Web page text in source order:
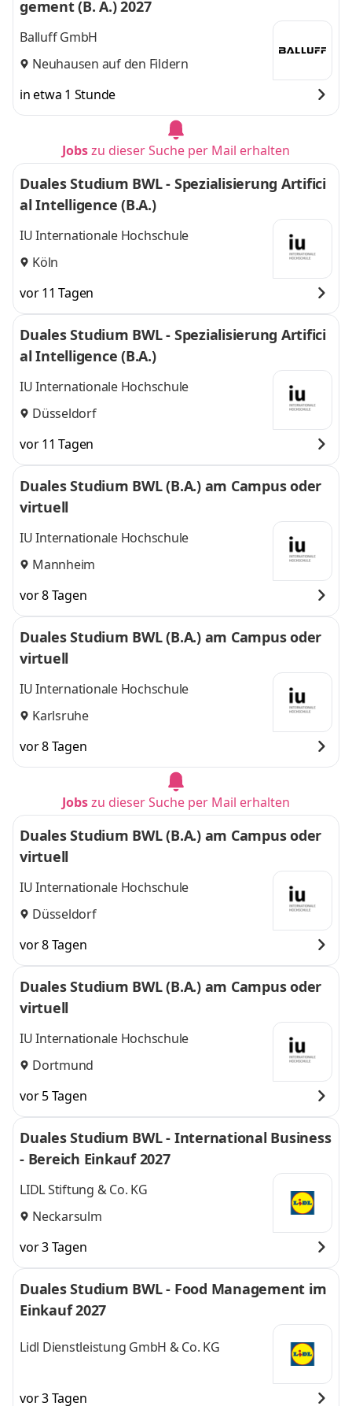
Marburg, und 6 weitere
gement (B. A.) 2027
Balluff GmbH
Neuhausen auf den Fildern
in etwa 1 Stunde
Jobszu dieser Suche per Mail erhalten
Duales Studium BWL - Spezialisierung Artifici
al Intelligence (B.A.)
IU Internationale Hochschule
Köln
vor 11 Tagen
Duales Studium BWL - Spezialisierung Artifici
al Intelligence (B.A.)
IU Internationale Hochschule
Düsseldorf
vor 11 Tagen
Duales Studium BWL (B.A.) am Campus oder
virtuell
IU Internationale Hochschule
Mannheim
vor 8 Tagen
Duales Studium BWL (B.A.) am Campus oder
virtuell
IU Internationale Hochschule
Karlsruhe
vor 8 Tagen
Jobszu dieser Suche per Mail erhalten
Duales Studium BWL (B.A.) am Campus oder
virtuell
IU Internationale Hochschule
Düsseldorf
vor 8 Tagen
Duales Studium BWL (B.A.) am Campus oder
virtuell
IU Internationale Hochschule
Dortmund
vor 5 Tagen
Duales Studium BWL - International Business
- Bereich Einkauf 2027
LIDL Stiftung & Co. KG
Neckarsulm
vor 3 Tagen
Duales Studium BWL - Food Management im
Einkauf 2027
Lidl Dienstleistung GmbH & Co. KG
vor 3 Tagen